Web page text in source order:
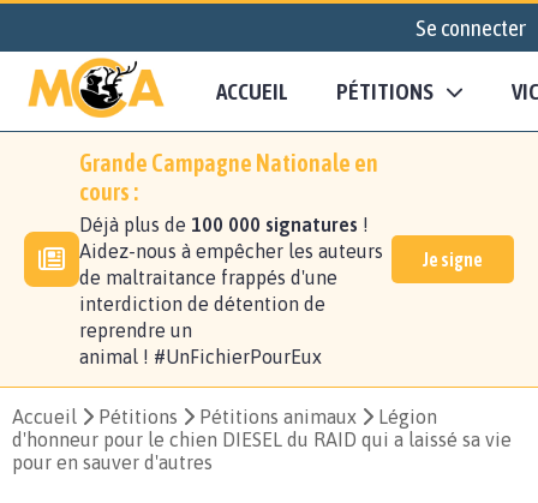
Se connecter
ACCUEIL PÉTITIONS
Grande Campagne Nationale en
cours :
Déjà plus de 100 000 signatures !
Aidez-nous à empêcher les auteurs
de maltraitance frappés d'une
interdiction de détention de
reprendre un
animal ! #UnFichierPourEux
Je signe
Accueil Pétitions Pétitions animaux
Légion
d'honneur pour le chien DIESEL du RAID qui a laissé sa vie
pour en sauver d'autres